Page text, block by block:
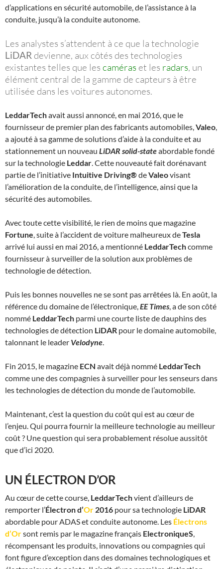
d’applications en sécurité automobile, de l’assistance à la
conduite, jusqu’à la conduite autonome.
Les analystes s’attendent à ce que la technologie
LiDAR devienne, aux côtés des technologies
existantes telles que les caméras et les radars, un
élément central de la gamme de capteurs à être
utilisée dans les voitures autonomes.
LeddarTechavait aussi annoncé, en mai 2016, que le
fournisseur de premier plan des fabricants automobiles,Valeo,
a ajouté à sa gamme de solutions d’aide à la conduite et au
stationnement un nouveau LiDAR solid-stateabordable fondé
sur la technologie Leddar. Cette nouveauté fait dorénavant
partie de l’initiative Intuitive Driving®deValeovisant
l’amélioration de la conduite, de l’intelligence, ainsi que la
sécurité des automobiles.
Avec toute cette visibilité, le rien de moins que magazine
Fortune, suite à l’accident de voiture malheureux deTesla
arrivé lui aussi en mai 2016, a mentionné LeddarTechcomme
fournisseur à surveiller de la solution aux problèmes de
technologie de détection.
Puis les bonnes nouvelles ne se sont pas arrêtées là. En août, la
référence du domaine de l’électronique,EE Times, a de son côté
nommé LeddarTech parmi une courte liste de dauphins des
technologies de détection LiDAR pour le domaine automobile,
talonnant le leader Velodyne.
Fin 2015, le magazine ECN avait déjà nommé LeddarTech
comme une des compagnies à surveiller pour les senseurs dans
les technologies de détection du monde de l’automobile.
Maintenant, c’est la question du coût qui est au cœur de
l’enjeu. Qui pourra fournir la meilleure technologie au meilleur
coût ? Une question qui sera probablement résolue aussitôt
que d’ici 2020.
UN ÉLECTRON D’OR
Au cœur de cette course, LeddarTechvient d’ailleurs de
remporter l’Électron d’Or 2016 pour sa technologie LiDAR
abordable pour ADAS et conduite autonome. Les Électrons
d’Orsont remis par le magazine français ElectroniqueS,
récompensant les produits, innovations ou compagnies qui
font figure d’exception dans des domaines technologiques et